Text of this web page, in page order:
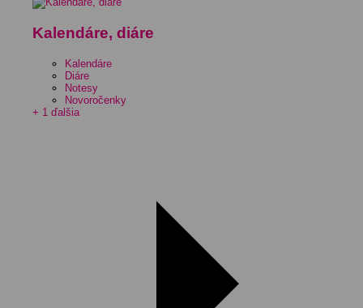
Kalendáre, diáre
Kalendáre
Diáre
Notesy
Novoročenky
+ 1 ďalšia